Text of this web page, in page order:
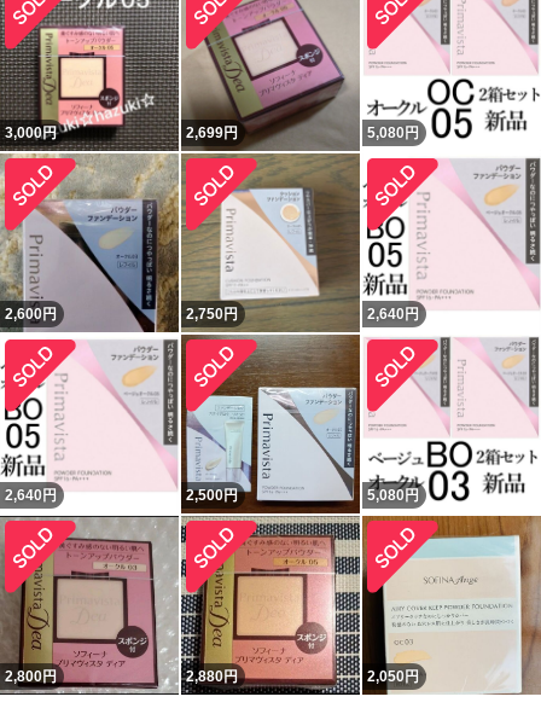
3,000円 2,699円 5,080 円
2,600円 2,750円 2,640 円
2,640 円 2,500円 5,080 円
2,800円 2,880円 2,050円